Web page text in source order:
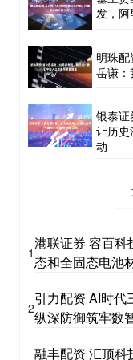
发，阿
明珠
岳谦
银泰证
让历
动
1
港联证券 容百科
态和全固态电池
2
引力配资 AI时代
纵深防御筑牢数
融丰配资 汇顶